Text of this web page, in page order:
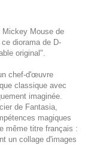
Mickey Mouse de
diorama de D-
original".
chef-d'œuvre
classique avec
imaginée.
de Fantasia,
magiques
même titre français :
un collage d'images